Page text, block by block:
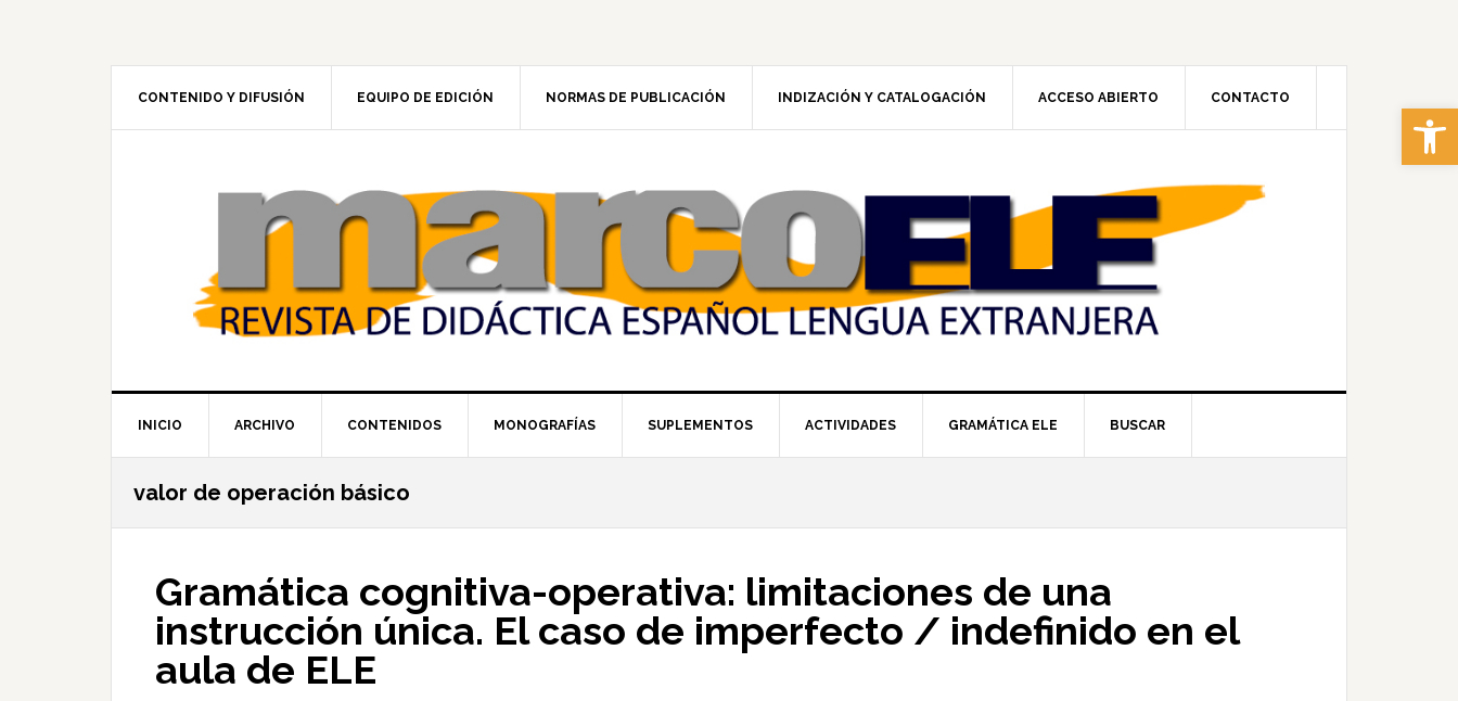
Abrir
CONTENIDO Y DIFUSIÓN EQUIPO DE EDICIÓN NORMAS DE PUBLICACIÓN INDIZACIÓN Y CATALOGACIÓN ACCESO ABIERTO CONTACTO
INICIO ARCHIVO CONTENIDOS MONOGRAFÍAS SUPLEMENTOS ACTIVIDADES GRAMÁTICA ELE BUSCAR
valor de operación básico
Gramática cognitiva-operativa: limitaciones de una
instrucción única. El caso de imperfecto / indefinido en el
aula de ELE